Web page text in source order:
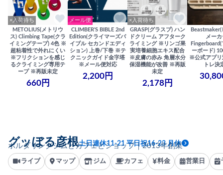
×入荷待ち
METOLIUS(メトリウ
ス) Climbing Tape(クラ
イミングテープ) 4色 ※
超粘着性で外れにくい
※フリクションを感じ
るクライミング専用テ
ープ ※再販未定
660円
メール便
CLIMBER'S BIBLE 2nd
Edition(クライマーズバ
イブル セカンドエディ
ション) 上巻/下巻 ※テ
クニックガイド金字塔
※メール便対応
2,200円
×入荷待ち
GRASP(グラスプ) ハン
ドクリーム アフターク
ライミング ※リンゴ果
実培養細胞エキス配合
※皮膚の赤み 角層水分
保湿機能が改善 ※再販
未定
2,178円
メーカ
ーボード)
※公式アプ
トレ決
ボルダリングジムとカフェとショップ｜2013年創業
グッぼる彦根土日連休11-21 平日祝16-23 月休
ライブ マップ ジム カフェ 料金 営業日